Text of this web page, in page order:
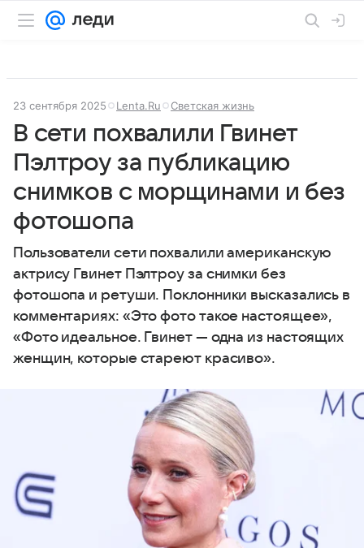
23 сентября 2025 Lenta.Ru Светская жизнь
В сети похвалили Гвинет
Пэлтроу за публикацию
снимков с морщинами и без
фотошопа
Пользователи сети похвалили американскую
актрису Гвинет Пэлтроу за снимки без
фотошопа и ретуши. Поклонники высказались в
комментариях: «Это фото такое настоящее»,
«Фото идеальное. Гвинет — одна из настоящих
женщин, которые стареют красиво».